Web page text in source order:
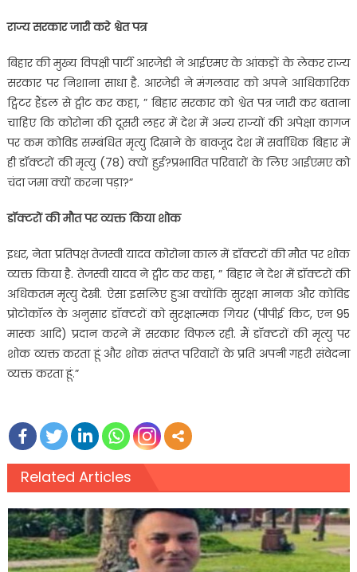
राज्य सरकार जारी करे श्वेत पत्र
बिहार की मुख्य विपक्षी पार्टी आरजेडी ने आईएमए के आंकड़ों के लेकर राज्य
सरकार पर निशाना साधा है. आरजेडी ने मंगलवार को अपने आधिकारिक
ट्विटर हैंडल से ट्वीट कर कहा, ” बिहार सरकार को श्वेत पत्र जारी कर बताना
चाहिए कि कोरोना की दूसरी लहर में देश में अन्य राज्यों की अपेक्षा कागज
पर कम कोविड सम्बंधित मृत्यु दिखाने के बावजूद देश में सर्वाधिक बिहार में
ही डॉक्टरों की मृत्यु (78) क्यों हुई?प्रभावित परिवारों के लिए आईएमए को
चंदा जमा क्यों करना पड़ा?”
डॉक्टरों की मौत पर व्यक्त किया शोक
इधर, नेता प्रतिपक्ष तेजस्वी यादव कोरोना काल में डॉक्टरों की मौत पर शोक
व्यक्त किया है. तेजस्वी यादव ने ट्वीट कर कहा, ” बिहार ने देश में डॉक्टरों की
अधिकतम मृत्यु देखी. ऐसा इसलिए हुआ क्योंकि सुरक्षा मानक और कोविड
प्रोटोकॉल के अनुसार डॉक्टरों को सुरक्षात्मक गियर (पीपीई किट, एन 95
मास्क आदि) प्रदान करने में सरकार विफल रही. मैं डॉक्टरों की मृत्यु पर
शोक व्यक्त करता हूं और शोक संतप्त परिवारों के प्रति अपनी गहरी संवेदना
व्यक्त करता हूं.”
Related Articles